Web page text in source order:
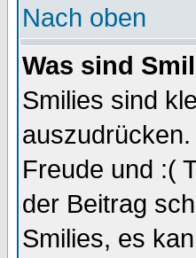
Nach oben
Was sind
Smilies sind
Freude und :(
der Beitrag
Smilies, es